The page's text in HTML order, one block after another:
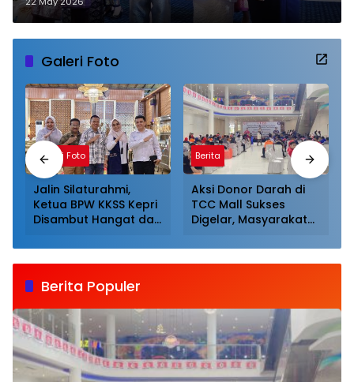
Galeri Foto
Galeri Foto
Jalin Silaturahmi,
Ketua BPW KKSS Kepri
Disambut Hangat dan
Ketua BPW KKSS
Sumut
Berita
Aksi Donor Darah di
TCC Mall Sukses
Digelar, Masyarakat
Berita Populer